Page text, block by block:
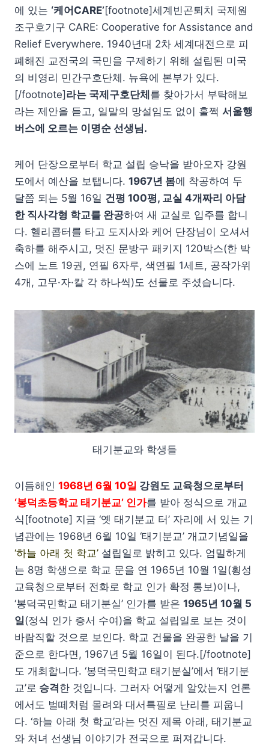
에 있는 ‘케어CARE’[footnote]세계빈곤퇴치 국제원
조구호기구 CARE: Cooperative for Assistance and
Relief Everywhere. 1940년대 2차 세계대전으로 피
폐해진 교전국의 국민을 구제하기 위해 설립된 미국
의 비영리 민간구호단체. 뉴욕에 본부가 있다.
[/footnote]라는 국제구호단체를 찾아가서 부탁해보
라는 제안을 듣고, 일말의 망설임도 없이 훌쩍 서울행
버스에 오르는 이명순 선생님.
케어 단장으로부터 학교 설립 승낙을 받아오자 강원
도에서 예산을 보탭니다. 1967년 봄에 착공하여 두
달쯤 되는 5월 16일 건평 100평, 교실 4개짜리 아담
한 직사각형 학교를 완공하여 새 교실로 입주를 합니
다. 헬리콥터를 타고 도지사와 케어 단장님이 오셔서
축하를 해주시고, 멋진 문방구 패키지 120박스(한 박
스에 노트 19권, 연필 6자루, 색연필 1세트, 공작가위
4개, 고무·자·칼 각 하나씩)도 선물로 주셨습니다.
태기분교와 학생들
이듬해인 1968년 6월 10일 강원도 교육청으로부터
‘봉덕초등학교 태기분교’ 인가를 받아 정식으로 개교
식[footnote] 지금 ‘옛 태기분교 터’ 자리에 서 있는 기
념관에는 1968년 6월 10일 ‘태기분교’ 개교기념일을
‘하늘 아래 첫 학교’ 설립일로 밝히고 있다. 엄밀하게
는 8명 학생으로 학교 문을 연 1965년 10월 1일(횡성
교육청으로부터 전화로 학교 인가 확정 통보)이나,
‘봉덕국민학교 태기분실’ 인가를 받은 1965년 10월 5
일(정식 인가 증서 수여)을 학교 설립일로 보는 것이
바람직할 것으로 보인다. 학교 건물을 완공한 날을 기
준으로 한다면, 1967년 5월 16일이 된다.[/footnote]
도 개최합니다. ‘봉덕국민학교 태기분실’에서 ‘태기분
교’로 승격한 것입니다. 그러자 어떻게 알았는지 언론
에서도 벌떼처럼 몰려와 대서특필로 난리를 피웁니
다. ‘하늘 아래 첫 학교’라는 멋진 제목 아래, 태기분교
와 처녀 선생님 이야기가 전국으로 퍼져갑니다.